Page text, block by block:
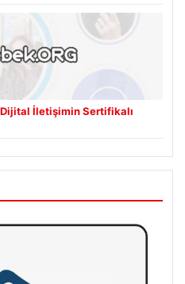
İletişimin Sertifikalı